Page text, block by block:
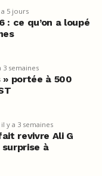
a 5 jours
: ce qu’on a loupé
3 semaines
» portée à 500
il y a 3 semaines
revivre Ali G
surprise à